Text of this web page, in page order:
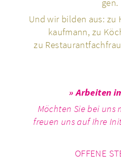
gen.
Und wir bilden aus: zu
kauf­mann, zu
zu
» Arbei­ten
Möchten Sie bei
freuen uns auf Ihre
OFFENE